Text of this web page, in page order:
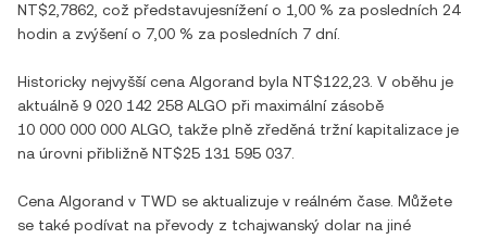
NT$2,7862 , což představujesníženío 1,00 % za posledních 24
hodin a zvýšenío 7,00 % za posledních 7 dní.
Historicky nejvyšší cena Algorand byla NT$122,23 . V oběhu je
aktuálně 9 020 142 258 ALGO při maximální zásobě
10 000 000 000 ALGO , takže plně zředěná tržní kapitalizace je
na úrovni přibližně NT$25 131 595 037
Cena Algorand v TWD se aktualizuje v reálném čase. Můžete
se také podívat na převody z tchajwanský dolar na jiné